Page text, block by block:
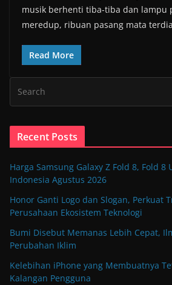
musik berhenti tiba-tiba dan lampu
meredup, ribuan pasang mata
Read More
Recent Posts
Harga Samsung Galaxy Z Fold 8, Fold
Indonesia Agustus 2026
Honor Ganti Logo dan Slogan, Perkuat
Perusahaan Ekosistem Teknologi
Bumi Disebut Memanas Lebih Cepat,
Perubahan Iklim
Kelebihan iPhone yang Membuatnya
Kalangan Pengguna